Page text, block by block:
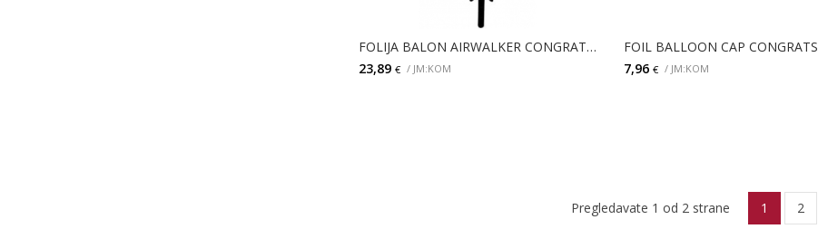
FOLIJA BALON AIRWALKER CONGRATS STARS
23,89 € / JM:KOM
FOIL BALLOON CAP CONGRATS
7,96 € / JM:KOM
Pregledavate 1 od 2 strane 1 2